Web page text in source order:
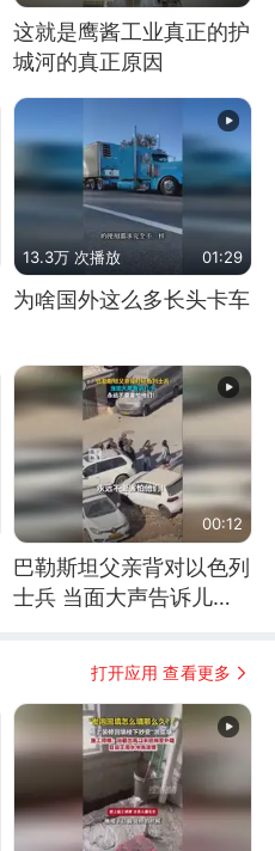
这就是鹰酱工业真正的护
城河的真正原因
13.3万 次播放 01:29
为啥国外这么多长头卡车
00:12
巴勒斯坦父亲背对以色列
士兵 当面大声告诉儿
打开应用 查看更多